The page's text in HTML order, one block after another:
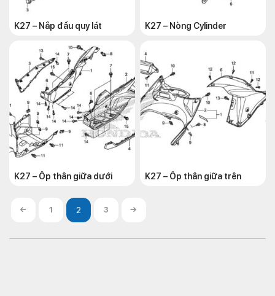
K27 – Nắp đầu quy lát K27 – Nòng Cylinder
K27 – Ốp thân giữa dưới K27 – Ốp thân giữa trên
← 1 3 →